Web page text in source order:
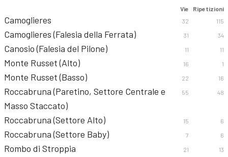
Vie Ripetizioni
Camoglieres 32 115
Camoglieres (Falesia della Ferrata) 31 34
Canosio (Falesia del Pilone) 11 11
Monte Russet (Alto) 16 1
Monte Russet (Basso) 22 16
Roccabruna (Paretino, Settore Centrale e
Masso Staccato)
55 48
Roccabruna (Settore Alto) 15 6
Roccabruna (Settore Baby) 7 6
Rombo di Stroppia 21 13